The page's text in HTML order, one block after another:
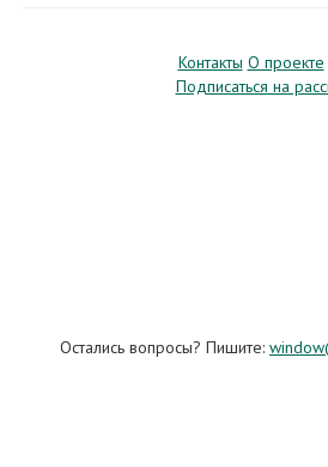
Контакты О проекте
Подписаться на
Остались вопросы? Пишите: